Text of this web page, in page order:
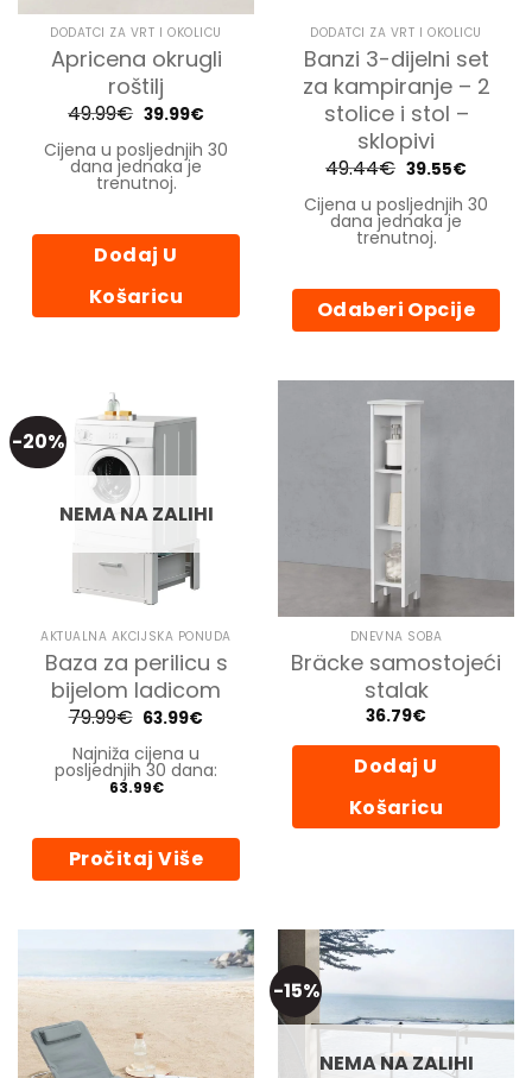
DODATCI ZA VRT I OKOLICU
Apricena okrugli
roštilj
49.99€ Izvorna
cijena
bila
je:
49.99€.
39.99€Trenutna
je:
39.99€.
Cijena u posljednjih 30
dana jednaka je
trenutnoj.
Dodaj U
Košaricu
DODATCI ZA VRT I OKOLICU
Banzi 3-dijelni set
za kampiranje – 2
stolice i stol –
sklopivi
49.44€ Izvorna
cijena
bila
je:
49.44€.
39.55€
je:
39.55€.
Cijena u posljednjih 30
dana jednaka je
trenutnoj.
Odaberi Opcije
ima
više
varijanti.
Opcije
se
mogu
odabrati
na
stranici
proizvoda
-20%
NEMA NA ZALIHI
AKTUALNA AKCIJSKA PONUDA
Baza za perilicu s
bijelom ladicom
79.99€ Izvorna
cijena
bila
je:
79.99€.
63.99€Trenutna
63.99€.
Najniža cijena u
posljednjih 30 dana:
63.99€
Pročitaj Više
DNEVNA SOBA
Bräcke samostojeći
stalak
36.79€
Dodaj U
Košaricu
-15%
NEMA NA ZALIHI